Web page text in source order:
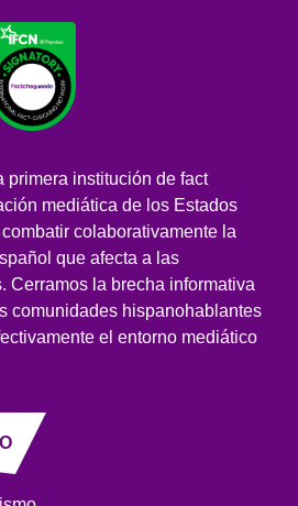
primera institución de fact
mediática de los Estados
colaborativamente la
que afecta a las
Cerramos la brecha informativa
comunidades hispanohablantes
el entorno mediático